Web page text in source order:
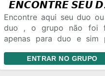
Encontre aqui seu duo
duo , o grupo não foi
apenas para duo e sim
espero que gostem do
proibido vídeos
ENTRAR NO GRUPO